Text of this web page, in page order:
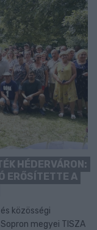
HÉDERVÁRON:
ERŐSÍTETTE A
közösségi
megyei TISZA